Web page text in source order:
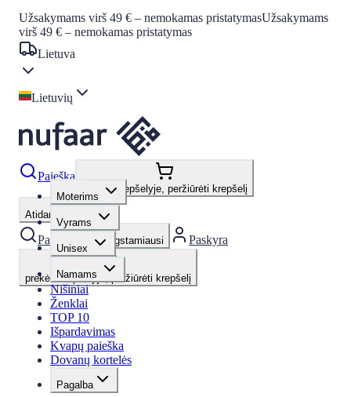
Užsakymams virš 49 € – nemokamas pristatymasUžsakymams
virš 49 € – nemokamas pristatymas
Lietuva
Lietuvių
Paieška
prekės krepšelyje, peržiūrėti krepšelį
Atidaryti meniu
Paieška Mėgstamiausi Paskyra
prekės krepšelyje, peržiūrėti krepšelį
Moterims
Vyrams
Unisex
Namams
Nišiniai
Ženklai
TOP 10
Išpardavimas
Kvapų paieška
Dovanų kortelės
Pagalba